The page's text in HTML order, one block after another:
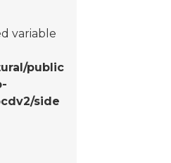
variable
public
side